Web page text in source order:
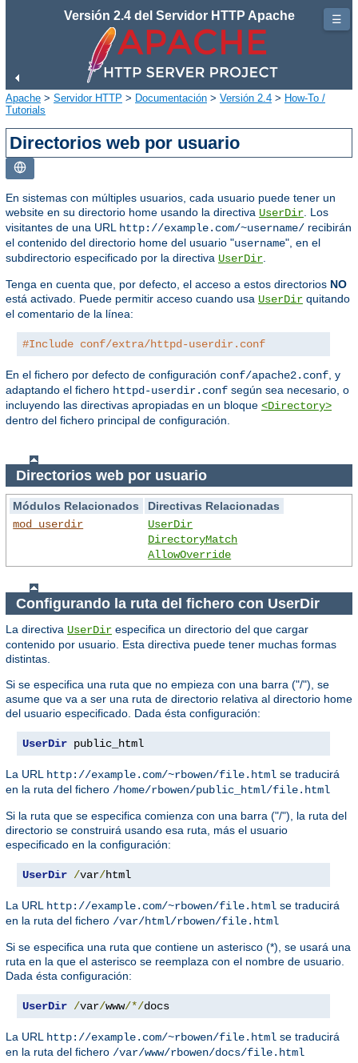
Versión 2.4 del Servidor HTTP Apache
Apache > Servidor HTTP > Documentación > Versión 2.4 > How-To /
Tutorials
Directorios web por usuario
En sistemas con múltiples usuarios, cada usuario puede tener un
website en su directorio home usando la directiva UserDir . Los
visitantes de una URL
http://example.com/~username/ recibirán
el contenido del directorio home del usuario "username", en el
subdirectorio especificado por la directiva UserDir
Tenga en cuenta que, por defecto, el acceso a estos directorios NO
está activado. Puede permitir acceso cuando usa UserDir quitando
el comentario de la línea:
#Include conf/extra/httpd-userdir.conf
En el fichero por defecto de configuración conf/apache2.conf , y
adaptando el fichero httpd-userdir.conf según sea necesario, o
incluyendo las directivas apropiadas en un bloque <Directory>
dentro del fichero principal de configuración.
Directorios web por usuario
Módulos Relacionados
Directivas Relacionadas
mod_userdir
UserDir
DirectoryMatch
AllowOverride
Configurando la ruta del fichero con UserDir
La directiva UserDir especifica un directorio del que cargar
contenido por usuario. Esta directiva puede tener muchas formas
distintas.
Si se especifica una ruta que no empieza con una barra ("/"), se
asume que va a ser una ruta de directorio relativa al directorio home
del usuario especificado. Dada ésta configuración:
UserDir public_html
La URL http://example.com/~rbowen/file.html se traducirá
en la ruta del fichero /home/rbowen/public_html/file.html
Si la ruta que se especifica comienza con una barra ("/"), la ruta del
directorio se construirá usando esa ruta, más el usuario
especificado en la configuración:
UserDir /var/html
La URL http://example.com/~rbowen/file.html se traducirá
en la ruta del fichero /var/html/rbowen/file.html
Si se especifica una ruta que contiene un asterisco (*), se usará una
ruta en la que el asterisco se reemplaza con el nombre de usuario.
Dada ésta configuración:
UserDir /var/www/*/docs
La URL http://example.com/~rbowen/file.html se traducirá
en la ruta del fichero /var/www/rbowen/docs/file.html
☰